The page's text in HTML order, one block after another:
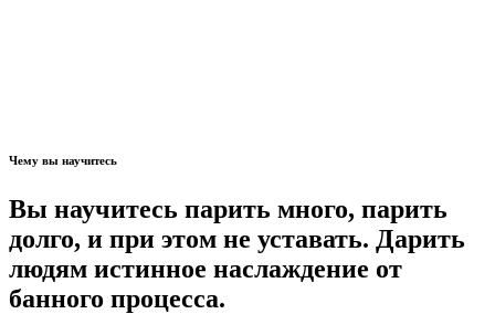
Чему вы научитесь
Вы научитесь парить много, парить
долго, и при этом не уставать. Дарить
людям истинное наслаждение от
банного процесса.